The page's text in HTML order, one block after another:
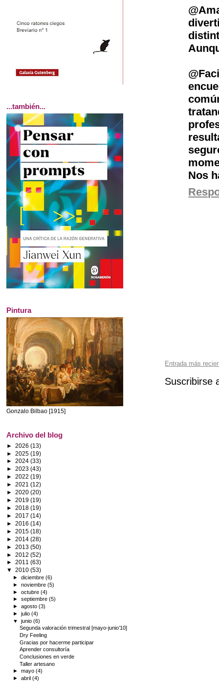
Nos
Entrada más
Suscribirse
...también...
Pintura
Gonzalo Bilbao [1915]
Archivo del blog
► 2026 (13)
► 2025 (19)
► 2024 (33)
► 2023 (43)
► 2022 (19)
► 2021 (12)
► 2020 (20)
► 2019 (19)
► 2018 (19)
► 2017 (14)
► 2016 (14)
► 2015 (18)
► 2014 (28)
► 2013 (50)
► 2012 (52)
► 2011 (63)
▼ 2010 (53)
►diciembre(6)
►noviembre(5)
►octubre(4)
►septiembre(5)
►agosto(3)
►julio(4)
▼junio(6)
Segunda valoración trimestral [mayo-junio’10]
Dry Feeling
Gracias por hacerme participar
Aprender consultoría
Conclusiones en verde
Taller artesano
►mayo(4)
►abril(4)